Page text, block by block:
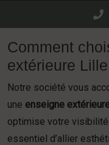
Comment
extérieure
Notre société vous
une enseigne
optimise votre
essentiel d’allier